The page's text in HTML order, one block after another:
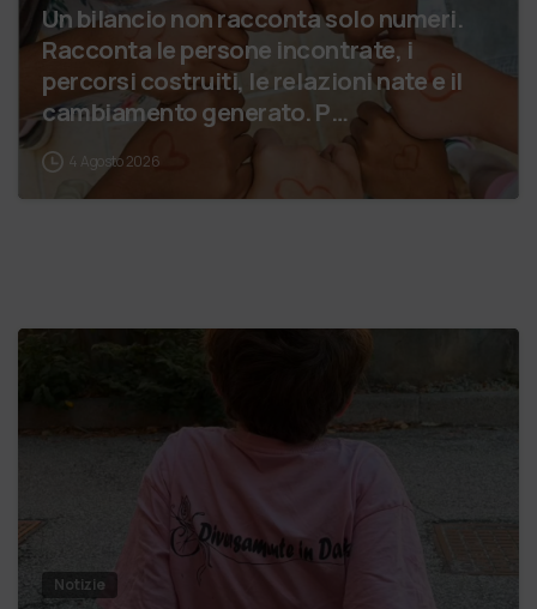
Un bilancio non racconta solo numeri.
Racconta le persone incontrate, i
percorsi costruiti, le relazioni nate e il
cambiamento generato. P…
4 Agosto 2026
Notizie